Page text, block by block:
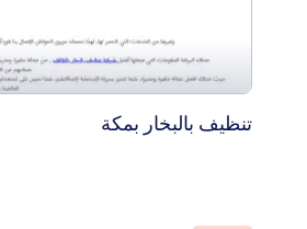
تنظيف بالبخار بمكة